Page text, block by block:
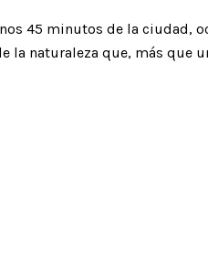
45 minutos de la ciudad,
la naturaleza que, más